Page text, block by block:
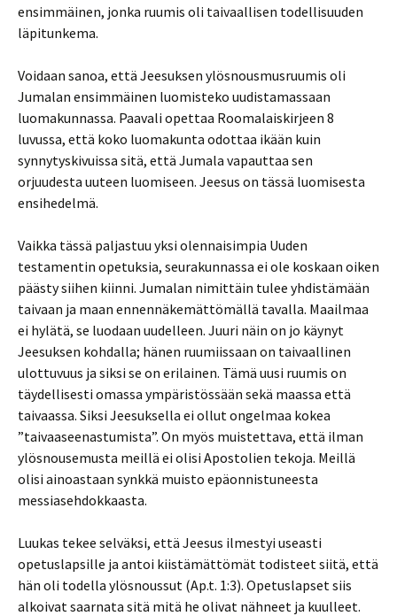
ensimmäinen, jonka ruumis oli taivaallisen todellisuuden
läpitunkema.
Voidaan sanoa, että Jeesuksen ylösnousmusruumis oli
Jumalan ensimmäinen luomisteko uudistamassaan
luomakunnassa. Paavali opettaa Roomalaiskirjeen 8
luvussa, että koko luomakunta odottaa ikään kuin
synnytyskivuissa sitä, että Jumala vapauttaa sen
orjuudesta uuteen luomiseen. Jeesus on tässä luomisesta
ensihedelmä.
Vaikka tässä paljastuu yksi olennaisimpia Uuden
testamentin opetuksia, seurakunnassa ei ole koskaan oiken
päästy siihen kiinni. Jumalan nimittäin tulee yhdistämään
taivaan ja maan ennennäkemättömällä tavalla. Maailmaa
ei hylätä, se luodaan uudelleen. Juuri näin on jo käynyt
Jeesuksen kohdalla; hänen ruumiissaan on taivaallinen
ulottuvuus ja siksi se on erilainen. Tämä uusi ruumis on
täydellisesti omassa ympäristössään sekä maassa että
taivaassa. Siksi Jeesuksella ei ollut ongelmaa kokea
”taivaaseenastumista”. On myös muistettava, että ilman
ylösnousemusta meillä ei olisi Apostolien tekoja. Meillä
olisi ainoastaan synkkä muisto epäonnistuneesta
messiasehdokkaasta.
Luukas tekee selväksi, että Jeesus ilmestyi useasti
opetuslapsille ja antoi kiistämättömät todisteet siitä, että
hän oli todella ylösnoussut (Ap.t. 1:3). Opetuslapset siis
alkoivat saarnata sitä mitä he olivat nähneet ja kuulleet.